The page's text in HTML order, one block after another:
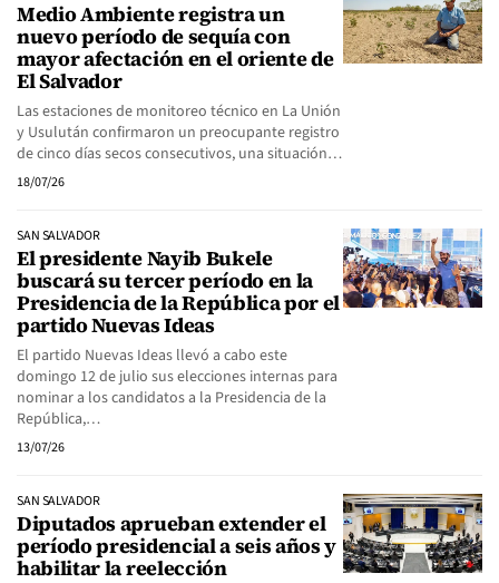
Medio Ambiente registra un
nuevo período de sequía con
mayor afectación en el oriente de
El Salvador
Las estaciones de monitoreo técnico en La Unión
y Usulután confirmaron un preocupante registro
de cinco días secos consecutivos, una situación…
18/07/26
SAN SALVADOR
El presidente Nayib Bukele
buscará su tercer período en la
Presidencia de la República por el
partido Nuevas Ideas
El partido Nuevas Ideas llevó a cabo este
domingo 12 de julio sus elecciones internas para
nominar a los candidatos a la Presidencia de la
República,…
13/07/26
SAN SALVADOR
Diputados aprueban extender el
período presidencial a seis años y
habilitar la reelección